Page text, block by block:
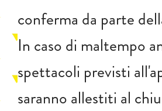
conferma da parte
In caso di maltempo
spettacoli previsti
saranno allestiti al